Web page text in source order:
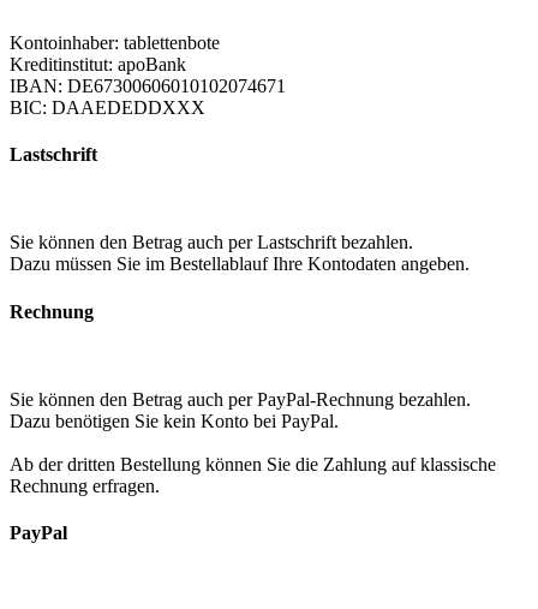
Kontoinhaber: tablettenbote
Kreditinstitut: apoBank
IBAN: DE67300606010102074671
BIC: DAAEDEDDXXX
Lastschrift
Sie können den Betrag auch per Lastschrift bezahlen.
Dazu müssen Sie im Bestellablauf Ihre Kontodaten angeben.
Rechnung
Sie können den Betrag auch per PayPal-Rechnung bezahlen.
Dazu benötigen Sie kein Konto bei PayPal.
Ab der dritten Bestellung können Sie die Zahlung auf klassische
Rechnung erfragen.
PayPal